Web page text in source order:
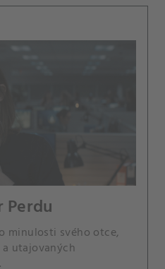
Perdu
minulosti svého otce,
utajovaných